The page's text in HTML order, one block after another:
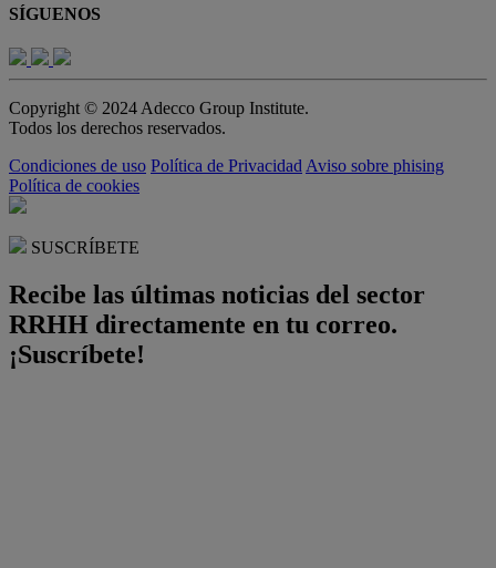
SÍGUENOS
Copyright © 2024 Adecco Group Institute.
Todos los derechos reservados.
Condiciones de uso Política de Privacidad Aviso sobre phising
Política de cookies
SUSCRÍBETE
Recibe las últimas noticias del sector
RRHH directamente en tu correo.
¡Suscríbete!